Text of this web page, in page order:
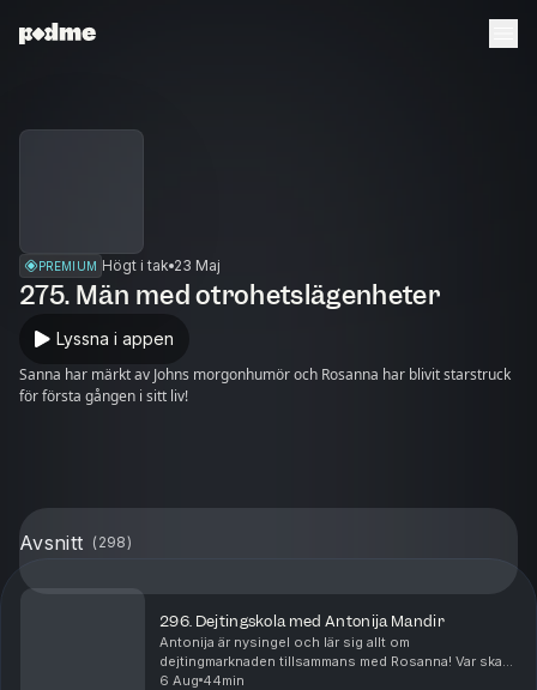
PREMIUM Högt i tak 23 Maj
275. Män med otrohetslägenheter
Lyssna i appen
Sanna har märkt av Johns morgonhumör och Rosanna har blivit starstruck
för första gången i sitt liv!
Avsnitt ( 298)
296. Dejtingskola med Antonija Mandir
Antonija är nysingel och lär sig allt om
dejtingmarknaden tillsammans med Rosanna! Var ska
hon vara? Hur ska hon tänka? Bör hon gå
6 Aug 44min